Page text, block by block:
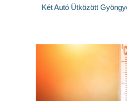
Két Autó Ütközött